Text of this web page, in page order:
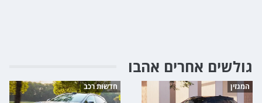
גולשים אחרים אהבו
המגזין חדשות רכב